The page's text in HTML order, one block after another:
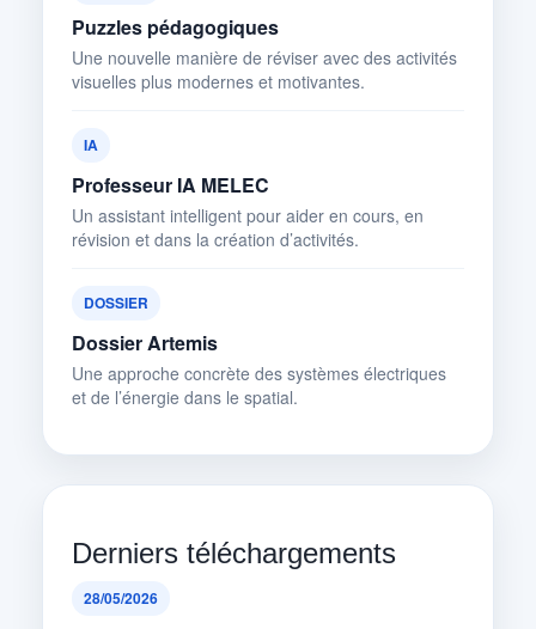
Puzzles pédagogiques
Une nouvelle manière de réviser avec des activités
visuelles plus modernes et motivantes.
IA
Professeur IA MELEC
Un assistant intelligent pour aider en cours, en
révision et dans la création d’activités.
DOSSIER
Dossier Artemis
Une approche concrète des systèmes électriques
et de l’énergie dans le spatial.
Derniers téléchargements
28/05/2026